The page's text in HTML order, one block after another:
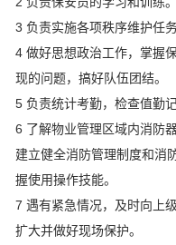
3 负责实施各项秩序维护任务
4 做好思想政治工作，掌握
现的问题，搞好队伍团结。
5 负责统计考勤，检查值勤记
6 了解物业管理区域内消防
建立健全消防管理制度和消
握使用操作技能。
7 遇有紧急情况，及时向上
扩大并做好现场保护。